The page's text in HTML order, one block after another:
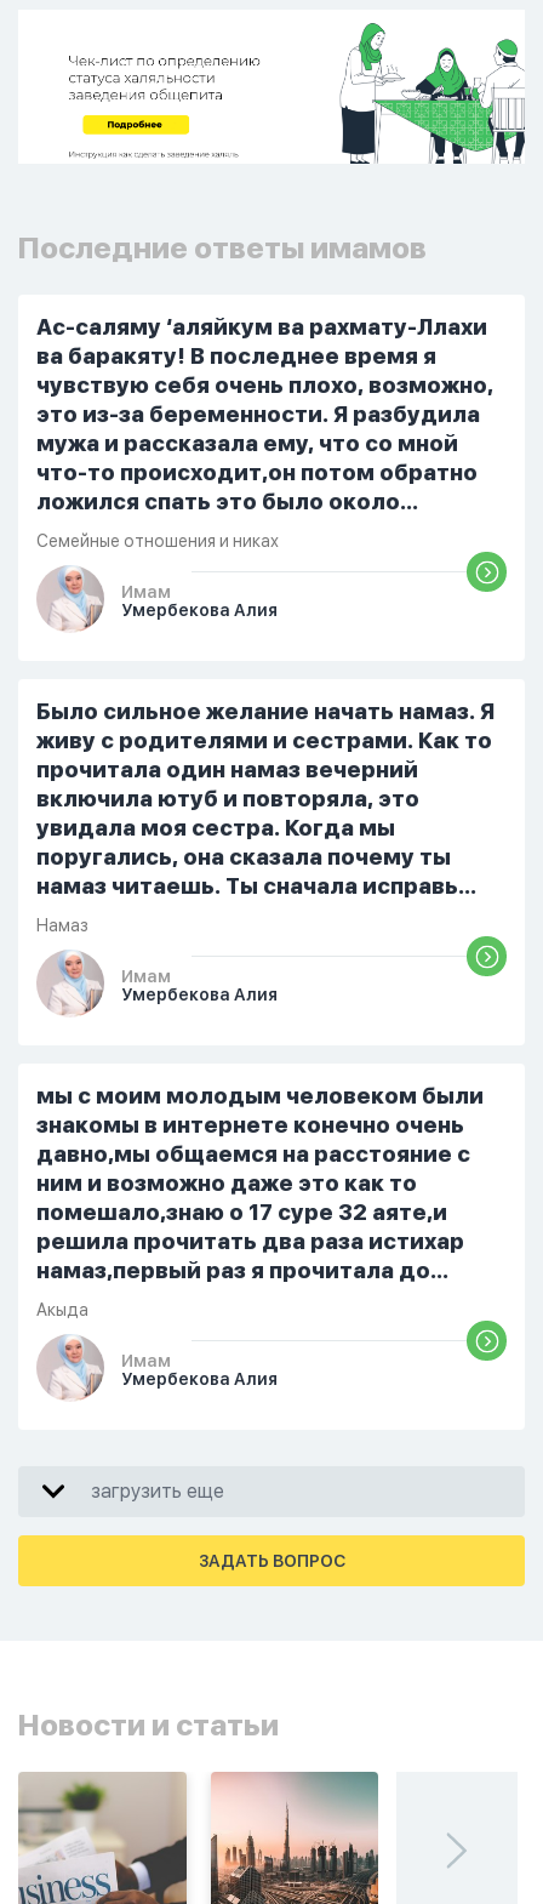
Последние ответы имамов
Ас-саляму ‘аляйкум ва рахмату-Ллахи
ва баракяту! В последнее время я
чувствую себя очень плохо, возможно,
это из-за беременности. Я разбудила
мужа и рассказала ему, что со мной
что-то происходит,он потом обратно
ложился спать это было около
одиннадцати вечера. Но я снова
разбудила его, сказав, что мне плохо.
Он ответил: «Я живу с больными». Мне
стало очень обидно, и я решила
проснулся и спросил, что случилось. И
я рассказала о своих проблемах. Затем
я сказала ему:...
Семейные отношения и никах
Имам
Умербекова Алия
Было сильное желание начать намаз. Я
живу с родителями и сестрами. Как то
прочитала один намаз вечерний
включила ютуб и повторяла, это
увидала моя сестра. Когда мы
поругались, она сказала почему ты
намаз читаешь. Ты сначала исправь
себя. После этого я не вставала на
намаз и не видела жайнамаз. Я просто
уже так не могу читать, смотреть . Дуа
я делаю скрытно если делаю дома. Я
От родных же людей.
Намаз
Имам
Умербекова Алия
мы с моим молодым человеком были
знакомы в интернете конечно очень
давно,мы общаемся на расстояние с
ним и возможно даже это как то
помешало,знаю о 17 суре 32 аяте,и
решила прочитать два раза истихар
намаз,первый раз я прочитала до
«Аср» намаза и сначала было
тревожно,позже стало спокойно и в
голову начали лезть только хорошие
мысли,во второй раз когда я решила в
ошибиться и то что намаз не
примется,совершила истихар во время
Акыда
Имам
Умербекова Алия
загрузить еще
ЗАДАТЬ ВОПРОС
Новости и статьи